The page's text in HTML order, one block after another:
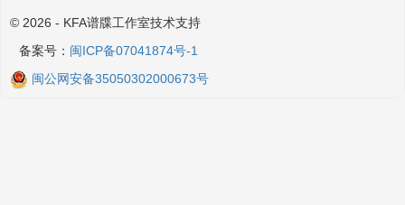
© 2026 - KFA谱牒工作室技术支持
备案号： 闽ICP备07041874号-1
闽公网安备35050302000673号